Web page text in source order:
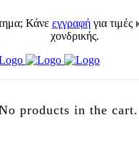
Κάνε εγγραφήγια τιμές
χονδρικής.
products in the cart.